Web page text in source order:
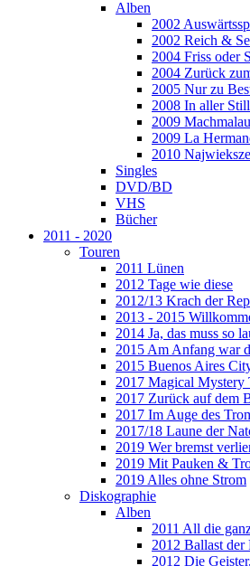
Alben
2002
2002 Reich &
2004 Friss oder
2004 Zurück
2005 Nur zu
2008 In aller
2009
2009 La
2010
Singles
DVD/BD
VHS
Bücher
2011 - 2020
Touren
2011 Lünen
2012 Tage wie diese
2012/13 Krach der
2013 - 2015
2014 Ja, das muss so
2015 Am Anfang war
2015 Buenos Aires
2017 Magical Mystery
2017 Zurück auf dem
2017 Im Auge des
2017/18 Laune der
2019 Wer bremst
2019 Mit Pauken &
2019 Alles ohne Strom
Diskographie
Alben
2011 All die
2012 Ballast der
2012 Die